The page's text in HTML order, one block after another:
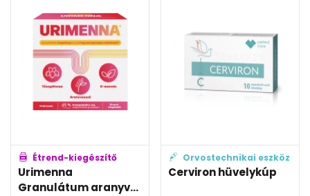
Étrend-kiegészítő
Urimenna
Granulátum aranyv...
Orvostechnikai eszköz
Cerviron hüvelykúp